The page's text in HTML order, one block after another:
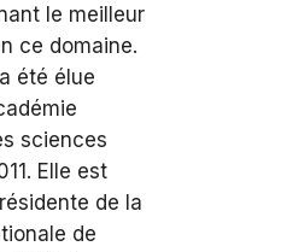
le meilleur
ce domaine.
été élue
sciences
Elle est
de la
de